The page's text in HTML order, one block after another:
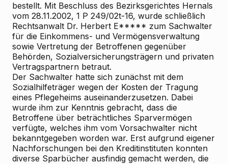
bestellt. Mit Beschluss des Bezirksgerichtes Hernals
vom 28.11.2002, 1 P 249/02t-16, wurde schließlich
Rechtsanwalt Dr. Herbert E***** zum Sachwalter
für die Einkommens- und Vermögensverwaltung
sowie Vertretung der Betroffenen gegenüber
Behörden, Sozialversicherungsträgern und privaten
Vertragspartnern betraut.
Der Sachwalter hatte sich zunächst mit dem
Sozialhilfeträger wegen der Kosten der Tragung
eines Pflegeheims auseinanderzusetzen. Dabei
wurde ihm zur Kenntnis gebracht, dass die
Betroffene über beträchtliches Sparvermögen
verfügte, welches ihm vom Vorsachwalter nicht
bekanntgegeben worden war. Erst aufgrund eigener
Nachforschungen bei den Kreditinstituten konnten
diverse Sparbücher ausfindig gemacht werden, die